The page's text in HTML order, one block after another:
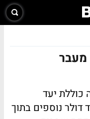
מעבר
יעד
ב-22 מיליארד דולר נוספים בתוך